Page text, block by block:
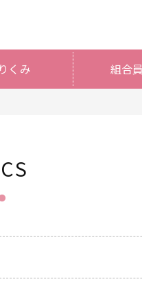
くみ 組合